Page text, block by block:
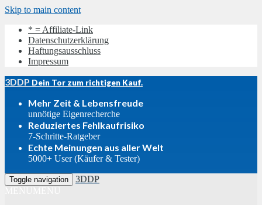
Skip to main content
* = Affiliate-Link
Datenschutzerklärung
Haftungsausschluss
Impressum
3DDP Dein Tor zum richtigen Kauf.
Mehr Zeit & Lebensfreude
unnötige Eigenrecherche
Reduziertes Fehlkaufrisiko
7-Schritte-Ratgeber
Echte Meinungen aus aller Welt
5000+ User (Käufer & Tester)
Toggle navigation
3DDP